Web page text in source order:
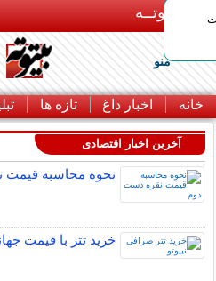
بـیتوتــه
منو
خانه اخبار داغ تازه ها
آخرین اخبار اقتصادی
نحوه محاسبه قیمت
خرید تتر با قیمت